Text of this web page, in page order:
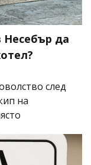
да
след
на